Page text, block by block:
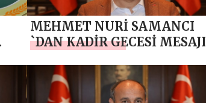
MEHMET NURİ SAMANCI
`DAN KADİR GECESİ MESAJI